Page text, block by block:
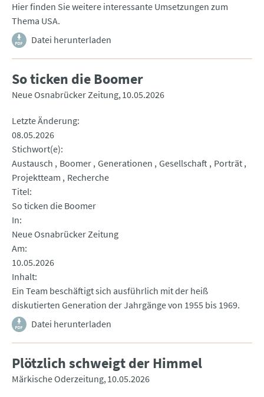
Hier finden Sie weitere interessante Umsetzungen zum
Thema USA.
Datei herunterladen
So ticken die Boomer
Neue Osnabrücker Zeitung 10.05.2026
Letzte Änderung
08.05.2026
Stichwort(e)
Austausch
Boomer Generationen Gesellschaft Porträt
Projektteam
Recherche
Titel
So ticken die Boomer
In
Neue Osnabrücker Zeitung
Am
10.05.2026
Inhalt
Ein Team beschäftigt sich ausführlich mit der heiß
diskutierten Generation der Jahrgänge von 1955 bis 1969.
Datei herunterladen
Plötzlich schweigt der Himmel
Märkische Oderzeitung 10.05.2026